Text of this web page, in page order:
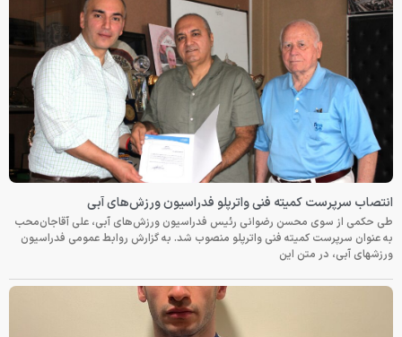
انتصاب سرپرست کمیته فنی واترپلو فدراسیون ورزش‌های آبی
طی حکمی از سوی محسن رضوانی رئیس فدراسیون ورزش‌های آبی، علی آقاجان‌محب
به عنوان سرپرست کمیته فنی واترپلو منصوب شد. به گزارش روابط عمومی فدراسیون
ورزشهای آبی، در متن این